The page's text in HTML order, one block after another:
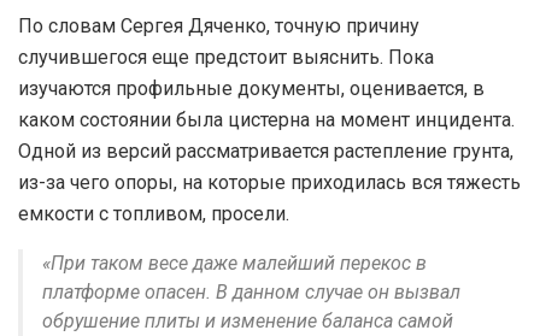
По словам Сергея Дяченко, точную причину
случившегося еще предстоит выяснить. Пока
изучаются профильные документы, оценивается, в
каком состоянии была цистерна на момент инцидента.
Одной из версий рассматривается растепление грунта,
из-за чего опоры, на которые приходилась вся тяжесть
емкости с топливом, просели.
«При таком весе даже малейший перекос в
платформе опасен. В данном случае он вызвал
обрушение плиты и изменение баланса самой